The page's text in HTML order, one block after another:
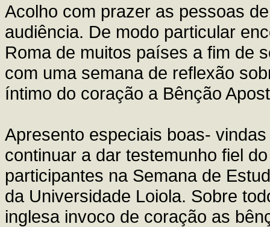
Acolho com prazer as pessoas
audiência. De modo particular
Roma de muitos países a fim de
com uma semana de reflexão
íntimo do coração a Bênção
Apresento especiais boas-
continuar a dar testemunho fiel
participantes na Semana de
da Universidade Loiola. Sobre
inglesa invoco de coração as